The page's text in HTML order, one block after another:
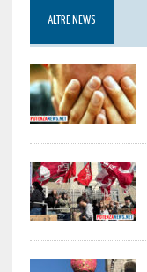
ALTRE NEWS